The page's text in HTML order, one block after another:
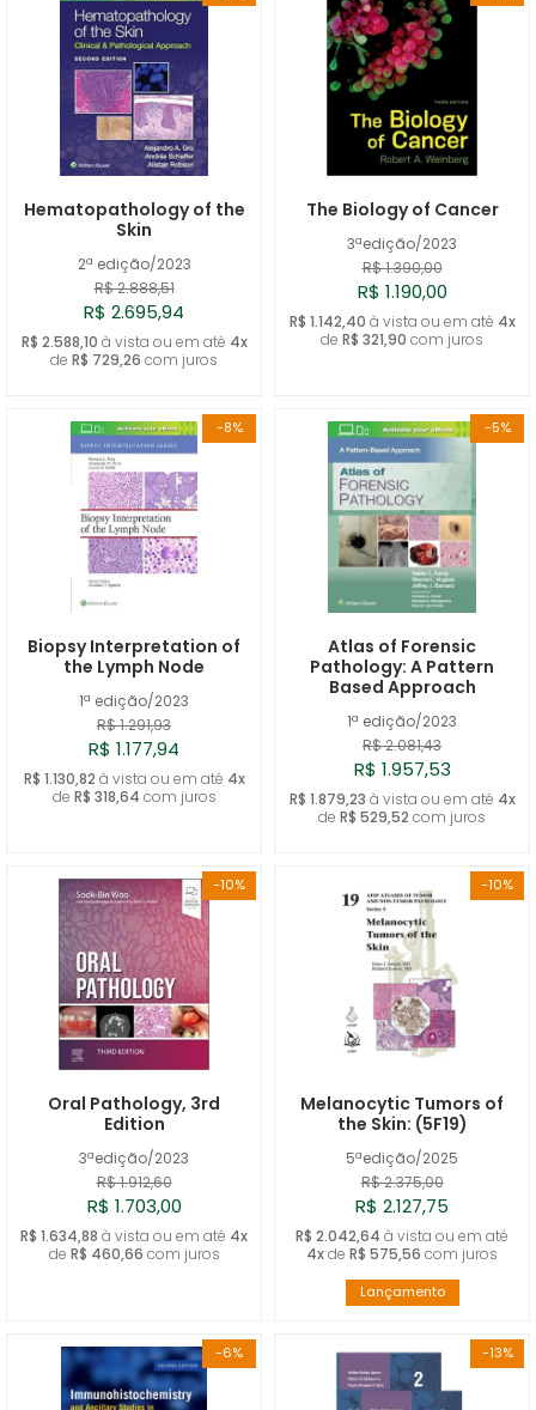
2ª edição/2023
Hematopathology of the
Skin
R$ 2.888,51
R$ 2.695,94
R$ 2.588,10 à vista ou em até 4x
de R$ 729,26 com juros
3ªedição/2023
The Biology of Cancer
R$ 1.390,00
R$ 1.190,00
R$ 1.142,40 à vista ou em até 4x
de R$ 321,90 com juros
-8%
1ª edição/2023
Biopsy Interpretation of
the Lymph Node
R$ 1.291,93
R$ 1.177,94
R$ 1.130,82 à vista ou em até 4x
de R$ 318,64 com juros
-5%
1ª edição/2023
Atlas of Forensic
Pathology: A Pattern
Based Approach
R$ 2.081,43
R$ 1.957,53
R$ 1.879,23 à vista ou em até 4x
de R$ 529,52 com juros
-10%
3ªedição/2023
Oral Pathology, 3rd
Edition
R$ 1.912,60
R$ 1.703,00
R$ 1.634,88 à vista ou em até 4x
de R$ 460,66 com juros
-10%
5ªedição/2025
Melanocytic Tumors of
the Skin: (5F19)
R$ 2.375,00
R$ 2.127,75
R$ 2.042,64 à vista ou em até
4xde R$ 575,56 com juros
Lançamento
-6% -13%